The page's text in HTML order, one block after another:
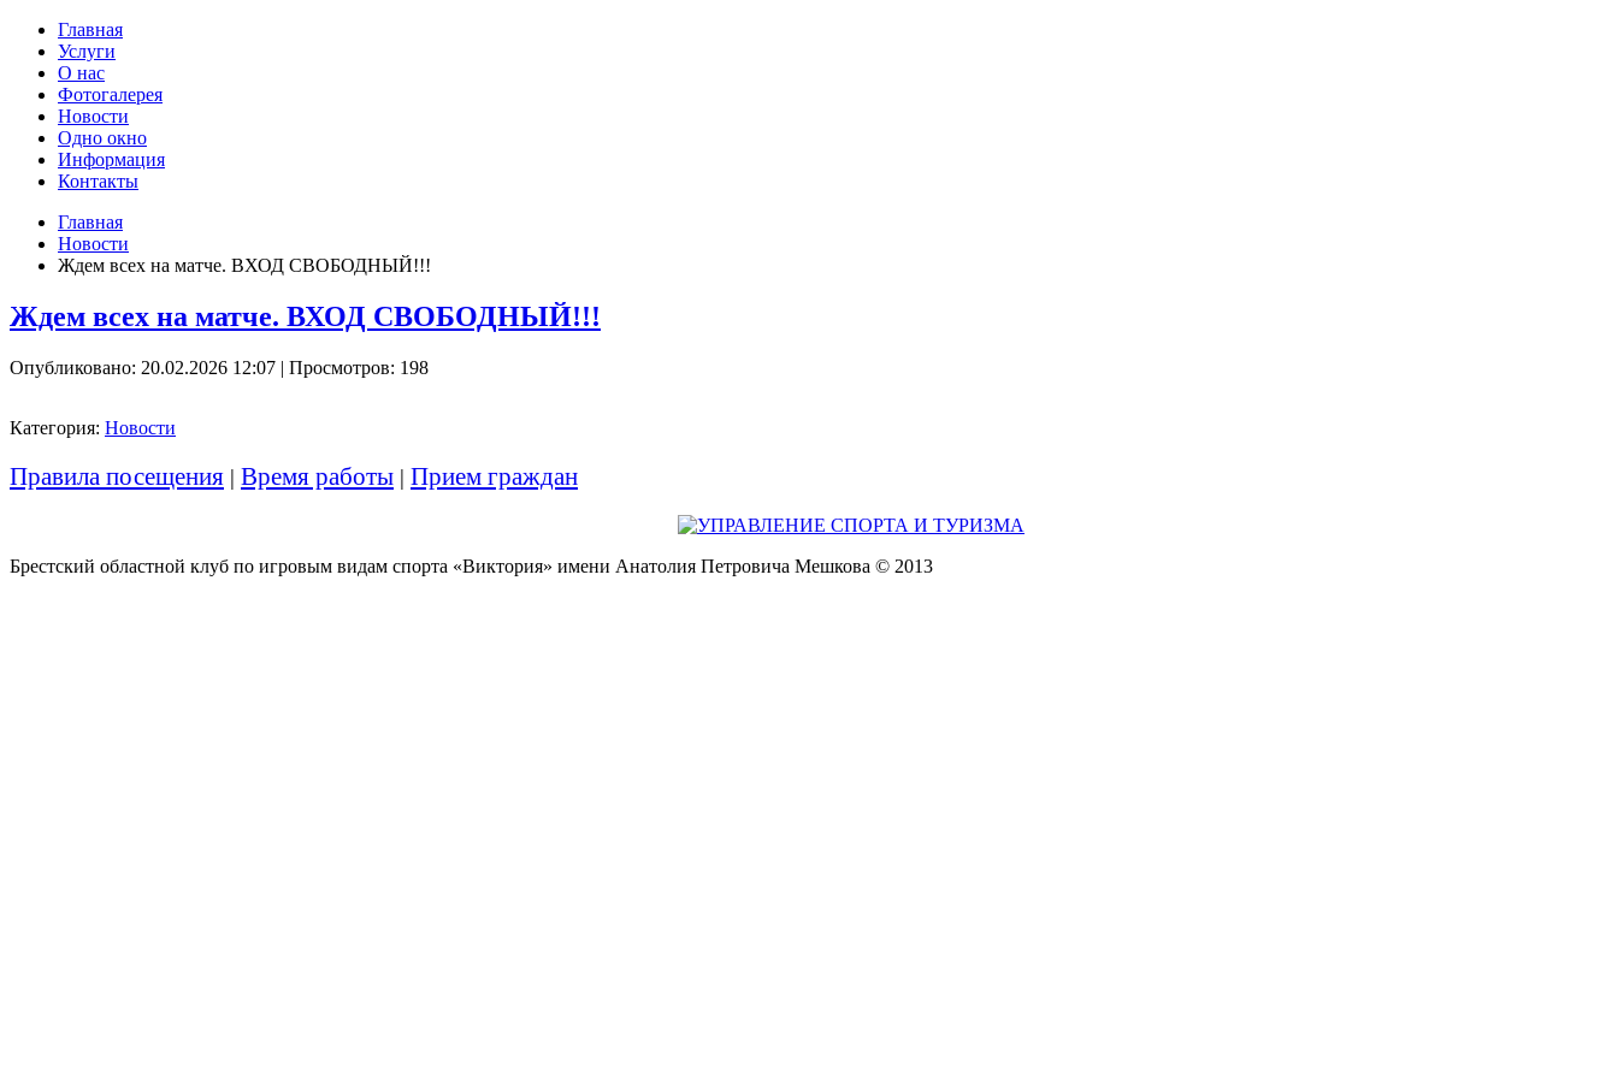
Главная
Услуги
О нас
Фотогалерея
Новости
Одно окно
Информация
Контакты
Главная
Новости
Ждем всех на матче. ВХОД СВОБОДНЫЙ!!!
Ждем всех на матче. ВХОД СВОБОДНЫЙ!!!
Опубликовано: 20.02.2026 12:07 | Просмотров: 198
Категория: Новости
Правила посещения | Время работы | Прием граждан
Брестский областной клуб по игровым видам спорта «Виктория» имени Анатолия Петровича Мешкова © 2013